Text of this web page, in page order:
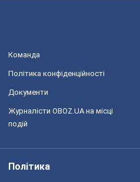
Команда
Політика конфіденційності
Документи
Журналісти OBOZ.UA на місці
подій
Політика